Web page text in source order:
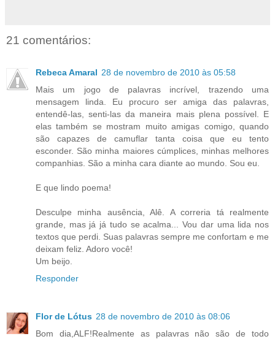
21 comentários:
Rebeca Amaral 28 de novembro de 2010 às 05:58
Mais um jogo de palavras incrível, trazendo uma
mensagem linda. Eu procuro ser amiga das palavras,
entendê-las, senti-las da maneira mais plena possível. E
elas também se mostram muito amigas comigo, quando
são capazes de camuflar tanta coisa que eu tento
esconder. São minha maiores cúmplices, minhas melhores
companhias. São a minha cara diante ao mundo. Sou eu.
E que lindo poema!
Desculpe minha ausência, Alê. A correria tá realmente
grande, mas já já tudo se acalma... Vou dar uma lida nos
textos que perdi. Suas palavras sempre me confortam e me
deixam feliz. Adoro você!
Um beijo.
Responder
Flor de Lótus 28 de novembro de 2010 às 08:06
Bom dia,ALF!Realmente as palavras não são de todo